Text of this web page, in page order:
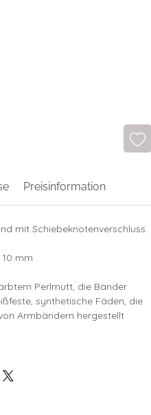
Preisinformation
mit Schiebeknotenverschluss.
mm
Perlmutt, die Bänder
synthetische Fäden, die
Armbändern hergestellt